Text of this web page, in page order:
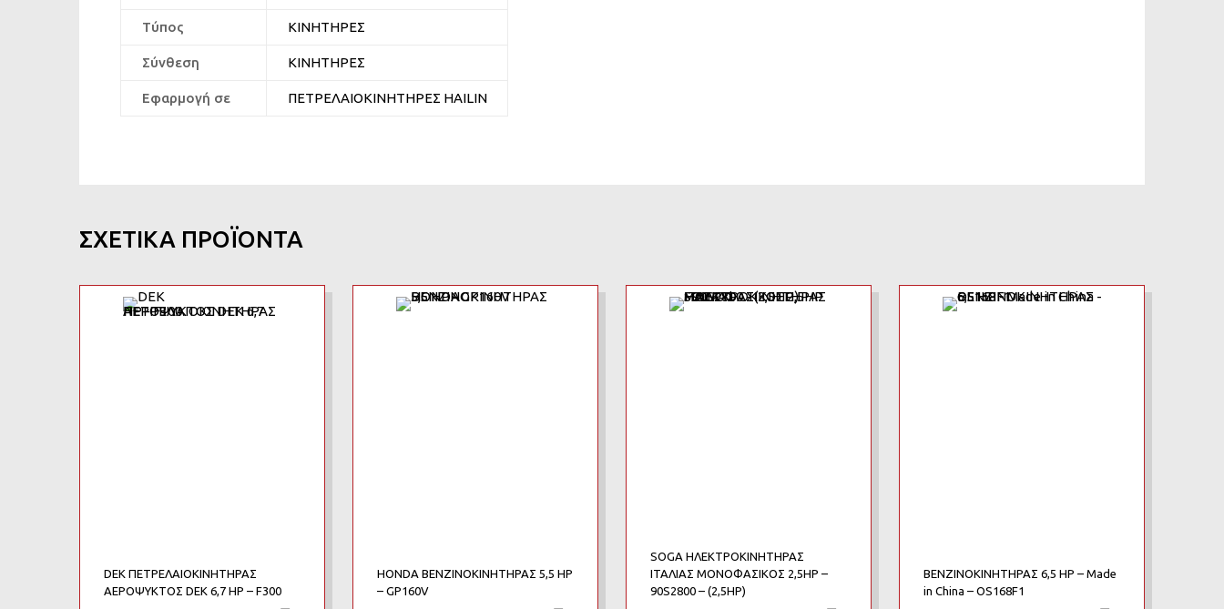
Τύπος ΚΙΝΗΤΗΡΕΣ
Σύνθεση ΚΙΝΗΤΗΡΕΣ
Εφαρμογή σε ΠΕΤΡΕΛΑΙΟΚΙΝΗΤΗΡΕΣ HAILIN
ΣΧΕΤΙΚΆ ΠΡΟΪΌΝΤΑ
DEK ΠΕΤΡΕΛΑΙΟΚΙΝΗΤΗΡΑΣ
ΑΕΡΟΨΥΚΤΟΣ DEK 6,7 HP – F300
HONDA ΒΕΝΖΙΝΟΚΙΝΗΤΗΡΑΣ 5,5 HP
– GP160V
SOGA ΗΛΕΚΤΡΟΚΙΝΗΤΗΡΑΣ
ΙΤΑΛΙΑΣ ΜΟΝΟΦΑΣΙΚΟΣ 2,5HP –
90S2800 – (2,5HP)
ΒΕΝΖΙΝΟΚΙΝΗΤΗΡΑΣ 6,5 HP – Made
in China – OS168F1